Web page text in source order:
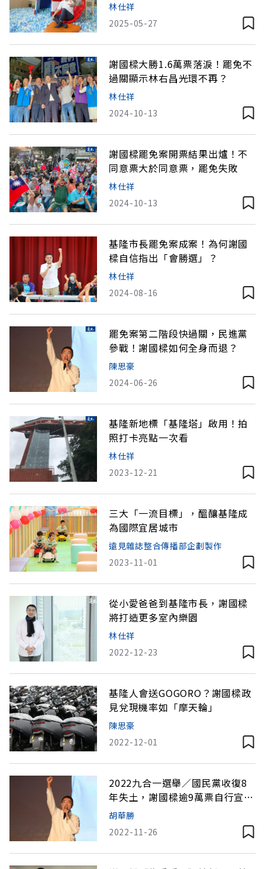
林仕祥
2025-05-27
謝國樑大勝1.6萬票落淚！罷免不
過關顯示林右昌光環不再？
林仕祥
2024-10-13
謝國樑罷免案開票結果出爐！不
同意票大於同意票，罷免失敗
林仕祥
2024-10-13
基隆市長罷免案成案！為何謝國
樑自信指出「會勝選」？
林仕祥
2024-08-16
罷免案第二階段快過關，民進黨
參戰！謝國樑如何全身而退？
陳思豪
2024-06-26
基隆新地標「基隆塔」啟用！拍
照打卡亮點一次看
林仕祥
2023-12-21
三大「一流目標」，醞釀基隆成
為國際宜居城市
遠見雜誌整合傳播部企劃製作
2023-11-01
從小愛爸爸到基隆市長，謝國樑
將打造更多室內樂園
林仕祥
2022-12-23
基隆人會送GOGORO？謝國樑政
見兌現機率如「摩天輪」
陳思豪
2022-12-01
2022九合一選舉／國民黨收復8
年失土，謝國樑逾9萬票自行宣布
當選
胡華勝
2022-11-26